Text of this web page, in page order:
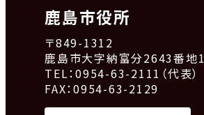
鹿島市役所
〒849-1312
鹿島市大字納富分2643番地1
TEL：0954-63-2111（代表）
FAX：0954-63-2129